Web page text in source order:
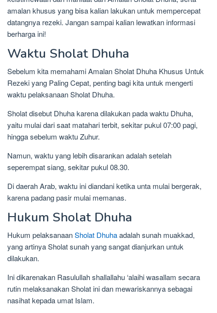
amalan khusus yang bisa kalian lakukan untuk mempercepat
datangnya rezeki. Jangan sampai kalian lewatkan informasi
berharga ini!
Waktu Sholat Dhuha
Sebelum kita memahami Amalan Sholat Dhuha Khusus Untuk
Rezeki yang Paling Cepat, penting bagi kita untuk mengerti
waktu pelaksanaan Sholat Dhuha.
Sholat disebut Dhuha karena dilakukan pada waktu Dhuha,
yaitu mulai dari saat matahari terbit, sekitar pukul 07:00 pagi,
hingga sebelum waktu Zuhur.
Namun, waktu yang lebih disarankan adalah setelah
seperempat siang, sekitar pukul 08.30.
Di daerah Arab, waktu ini diandani ketika unta mulai bergerak,
karena padang pasir mulai memanas.
Hukum Sholat Dhuha
Hukum pelaksanaanSholat Dhuhaadalah sunah muakkad,
yang artinya Sholat sunah yang sangat dianjurkan untuk
dilakukan.
Ini dikarenakan Rasulullah shallallahu ‘alaihi wasallam secara
rutin melaksanakan Sholat ini dan mewariskannya sebagai
nasihat kepada umat Islam.